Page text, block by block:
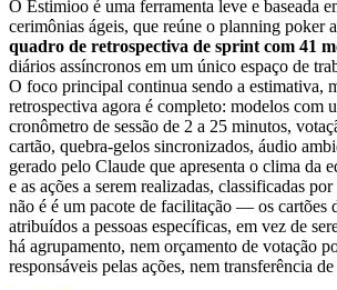
O Estimioo é uma ferramenta leve e baseada
cerimônias ágeis, que reúne o planning poker
quadro de retrospectiva de sprint com 41
diários assíncronos em um único espaço de
O foco principal continua sendo a estimativa,
retrospectiva agora é completo: modelos com
cronômetro de sessão de 2 a 25 minutos,
cartão, quebra-gelos sincronizados, áudio
gerado pelo Claude que apresenta o clima da
e as ações a serem realizadas, classificadas
não é é um pacote de facilitação — os cartões
atribuídos a pessoas específicas, em vez de
há agrupamento, nem orçamento de votação
responsáveis pelas ações, nem transferência